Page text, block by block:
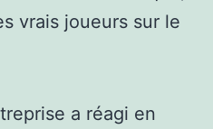
vrais joueurs sur le
a réagi en